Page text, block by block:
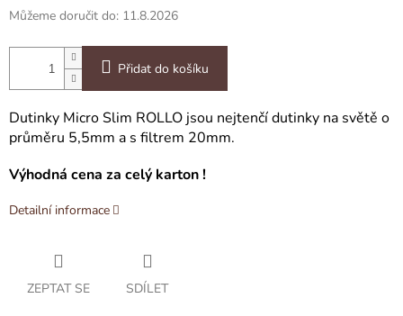
Můžeme doručit do: 11.8.2026
Přidat do košíku
Dutinky Micro Slim ROLLO jsou nejtenčí dutinky na světě o
průměru 5,5mm a s filtrem 20mm.
Výhodná cena za celý karton !
Detailní informace
ZEPTAT SE SDÍLET